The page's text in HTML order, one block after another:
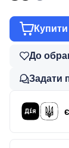
Купити
До
Задати